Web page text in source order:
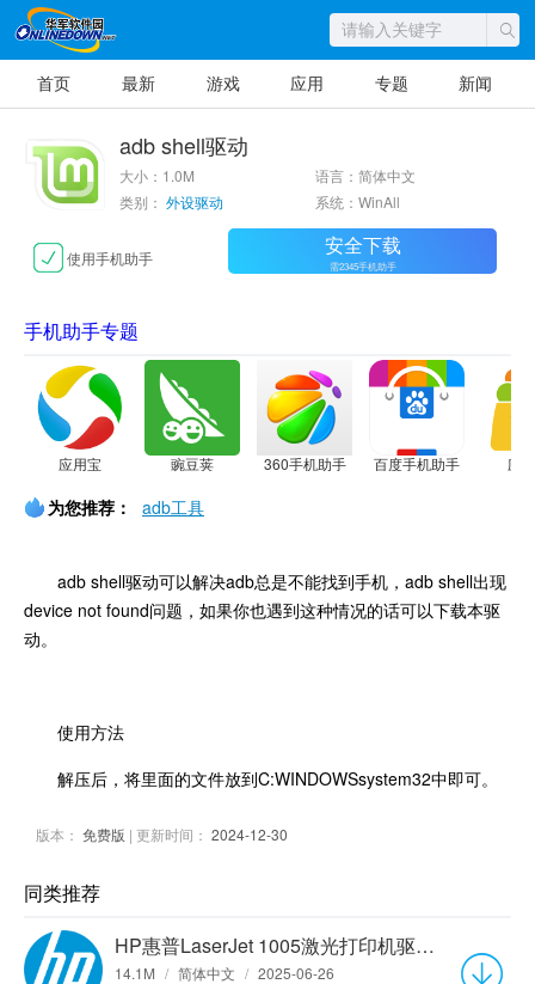
首页 最新 游戏 应用 专题 新闻
adb shell驱动
大小：1.0M
语言：简体中文
类别： 外设驱动 系统：WinAll
使用手机助手 安全下载
需2345手机助手
手机助手专题
应用宝 豌豆荚 360手机助手 百度手机助手 应
为您推荐： adb工具
adb shell驱动可以解决adb总是不能找到手机，adb shell出现
device not found问题，如果你也遇到这种情况的话可以下载本驱
动。
使用方法
解压后，将里面的文件放到C:WINDOWSsystem32中即可。
版本： 免费版 | 更新时间： 2024-12-30
同类推荐
HP惠普LaserJet 1005激光打印机驱动v5.51.2103.0 官方版
14.1M / 简体中文 / 2025-06-26